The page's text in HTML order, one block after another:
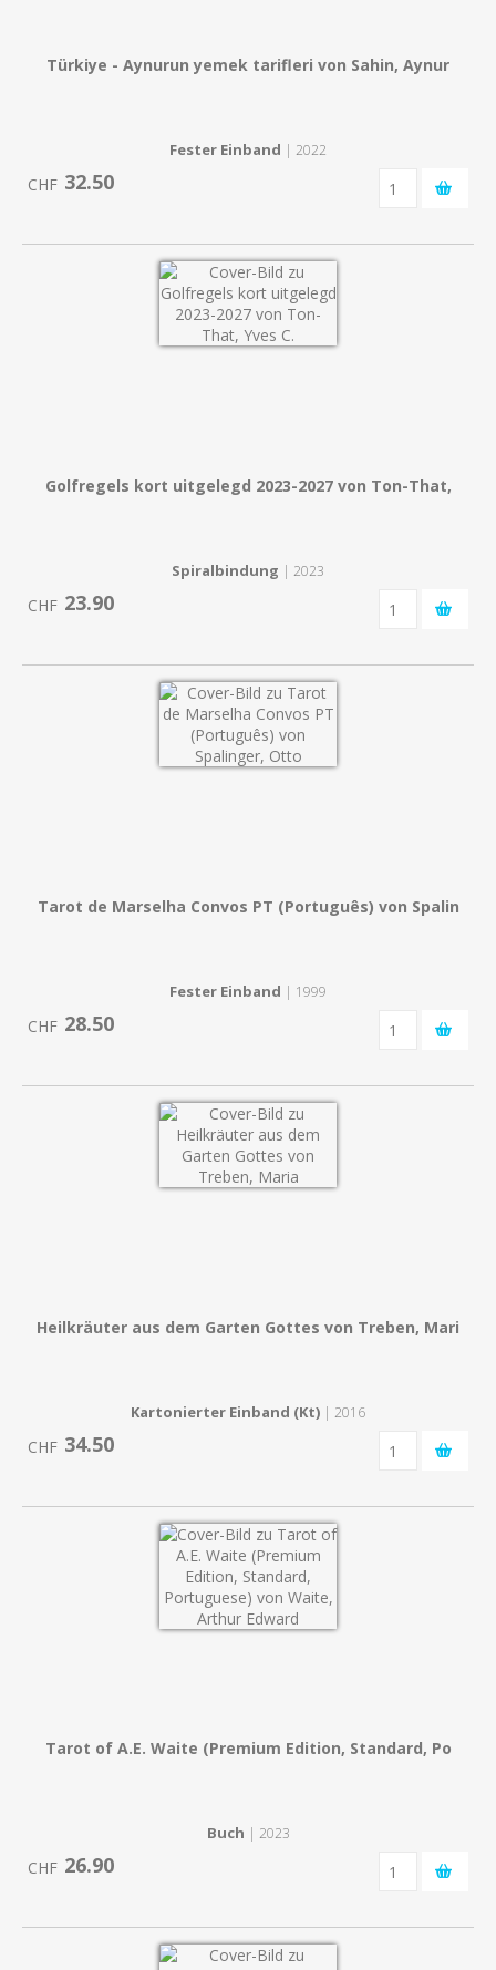
Türkiye - Aynurun yemek tarifleri von Sahin, Aynur
Fester Einband | 2022
CHF 32.50
Golfregels kort uitgelegd 2023-2027 von Ton-That,
Spiralbindung | 2023
CHF 23.90
Tarot de Marselha Convos PT (Português) von Spalin
Fester Einband | 1999
CHF 28.50
Heilkräuter aus dem Garten Gottes von Treben, Mari
Kartonierter Einband (Kt) | 2016
CHF 34.50
Tarot of A.E. Waite (Premium Edition, Standard, Po
Buch | 2023
CHF 26.90